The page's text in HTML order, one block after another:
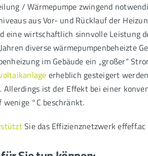
/ Wärmepumpe zwingend
aus Vor- und Rücklauf der
eine wirtschaftlich sinnvolle Leistung
diverse wärmepumpenbeheizte
im Gebäude ein „großer“
erheblich gesteigert
Allerdings ist der Effekt bei einer
wenige °C beschränkt.
Sie das Effizienznetzwerk